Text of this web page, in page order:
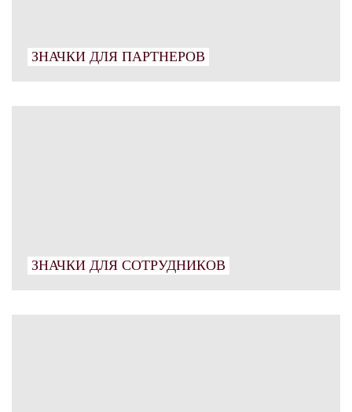
ЗНАЧКИ ДЛЯ ПАРТНЕРОВ
ЗНАЧКИ ДЛЯ СОТРУДНИКОВ